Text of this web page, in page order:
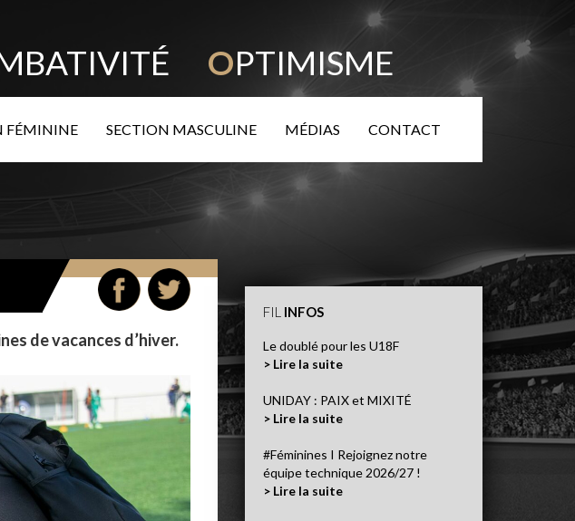
OPTIMISME
FÉMININE SECTION MASCULINE MÉDIAS CONTACT
de vacances d’hiver.
FIL INFOS
Le doublé pour les U18F
> Lire la suite
UNIDAY : PAIX et MIXITÉ
> Lire la suite
#Féminines I Rejoignez notre
équipe technique 2026/27 !
> Lire la suite